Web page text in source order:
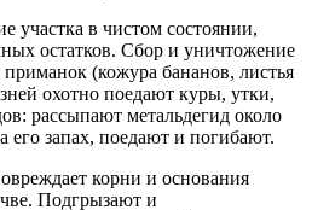
участка в чистом состоянии,
остатков. Сбор и уничтожение
(кожура бананов, листья
охотно поедают куры, утки,
рассыпают метальдегид около
его запах, поедают и погибают.
корни и основания
Подгрызают и